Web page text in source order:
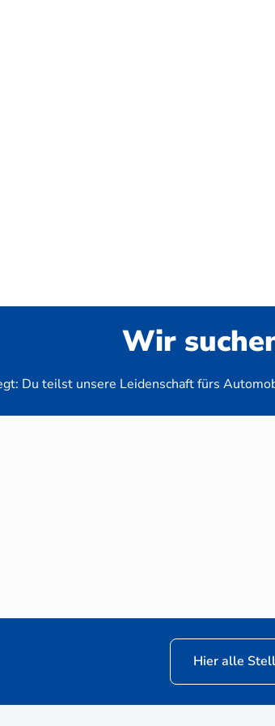
Wir
Du teilst unsere Leidenschaft fürs
Neuwagen-
Hier alle